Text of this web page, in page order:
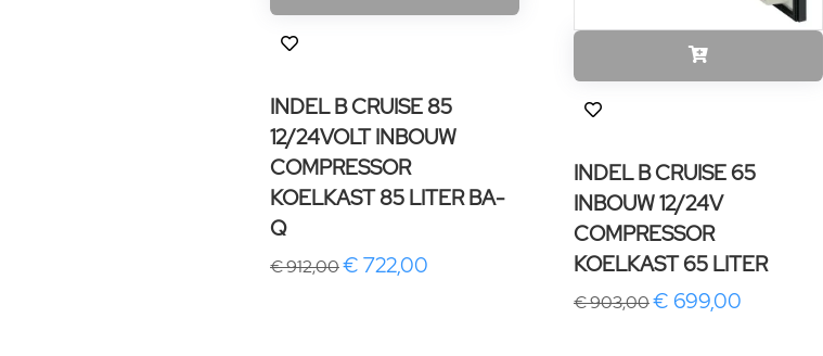
INDEL B CRUISE 85
12/24VOLT INBOUW
COMPRESSOR
KOELKAST 85 LITER BA-
Q
€ 912,00€ 722,00
INDEL B CRUISE 65
INBOUW 12/24V
COMPRESSOR
KOELKAST 65 LITER
€ 903,00€ 699,00